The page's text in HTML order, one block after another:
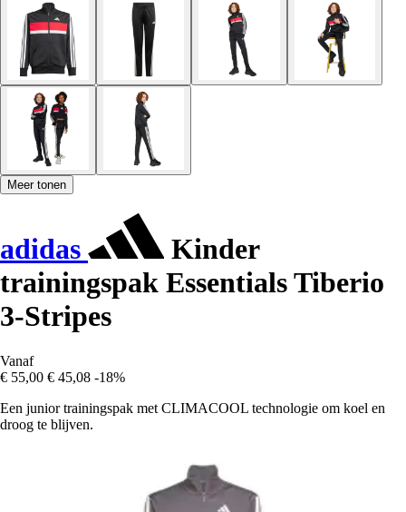
Meer tonen
adidas
Kinder
trainingspak Essentials Tiberio
3-Stripes
Vanaf
€ 55,00 € 45,08 -18%
Een junior trainingspak met CLIMACOOL technologie om koel en
droog te blijven.